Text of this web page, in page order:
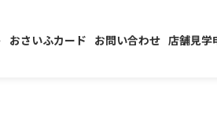
おさいふカード お問い合わせ 店舗見学